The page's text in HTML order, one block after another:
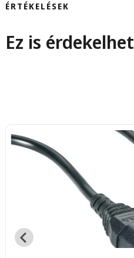
ÉRTÉKELÉSEK
Ez is érdekelhet